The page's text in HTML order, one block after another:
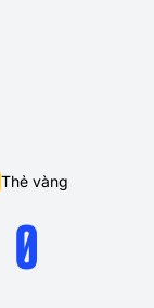
Thẻ vàng
0